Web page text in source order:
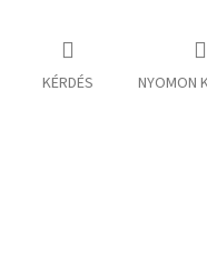
KÉRDÉS NYOMON